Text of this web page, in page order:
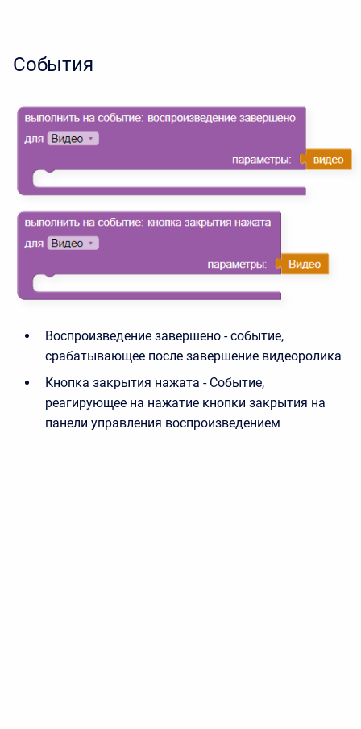
События
Воспроизведение завершено - событие,
срабатывающее после завершение видеоролика
Кнопка закрытия нажата - Событие,
реагирующее на нажатие кнопки закрытия на
панели управления воспроизведением